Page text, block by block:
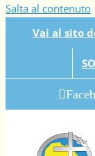
Salta al contenuto
Vai al sito